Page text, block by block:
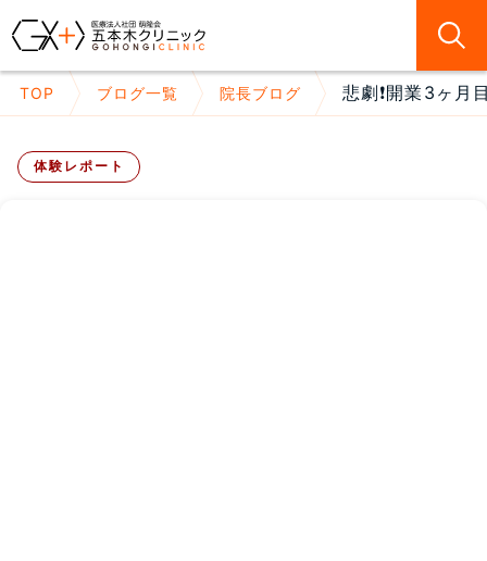
TOP ブログ一覧 院長ブログ 悲劇❗開業3ヶ
体験レポート